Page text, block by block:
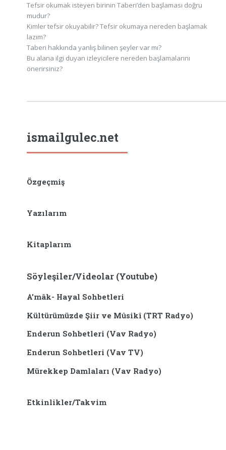
Tefsir okumak isteyen birinin Taberi’den başlaması doğru
mudur?
Kimler tefsir okuyabilir? Tefsir okumaya nereden başlamak
lazım?
Taberi hakkında yanlış bilinen şeyler var mı?
Bu alana ilgi duyan izleyicilere nereden başlamalarını
önerirsiniz?
ismailgulec.net
Özgeçmiş
Yazılarım
Kitaplarım
Söyleşiler/Videolar (Youtube)
A'mâk- Hayal Sohbetleri
Kültürümüzde Şiir ve Mûsikî (TRT Radyo)
Enderun Sohbetleri (Vav Radyo)
Enderun Sohbetleri (Vav TV)
Mürekkep Damlaları (Vav Radyo)
Etkinlikler/Takvim